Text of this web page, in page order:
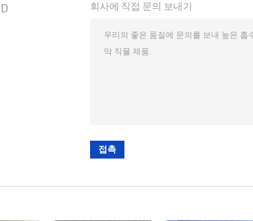
회사에 직접 문의 보내기